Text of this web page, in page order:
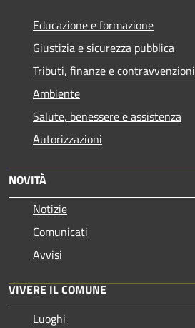
Educazione e formazione
Giustizia e sicurezza pubblica
Tributi, finanze e contravvenzioni
Ambiente
Salute, benessere e assistenza
Autorizzazioni
NOVITÀ
Notizie
Comunicati
Avvisi
VIVERE IL COMUNE
Luoghi